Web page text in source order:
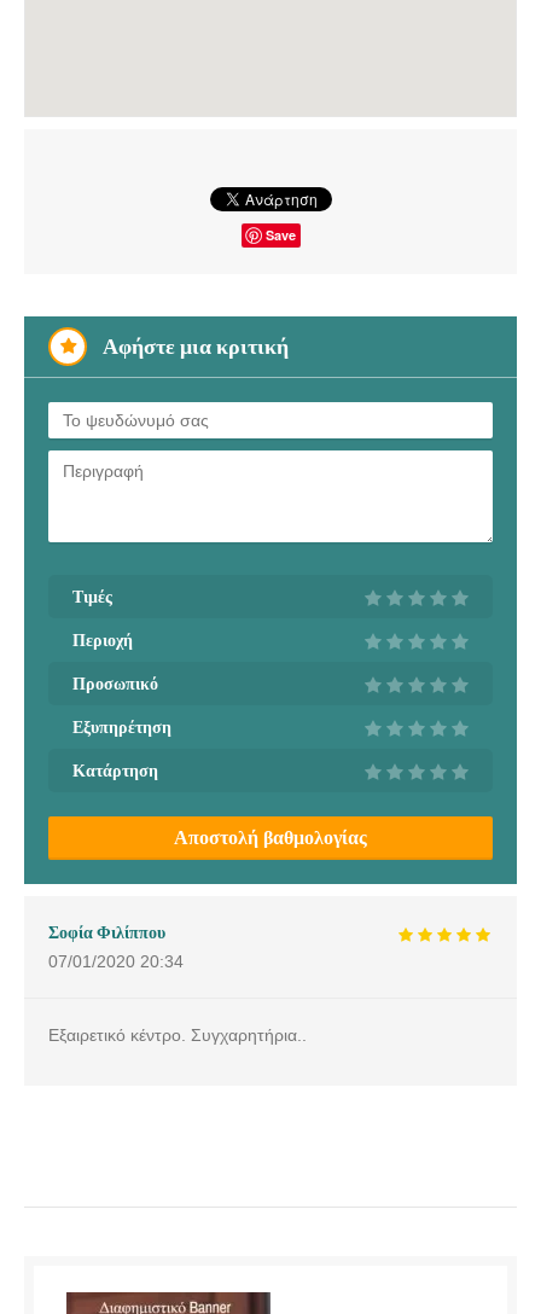
Save
Αφήστε μια κριτική
Τιμές
Περιοχή
Προσωπικό
Εξυπηρέτηση
Κατάρτηση
Αποστολή βαθμολογίας
Σοφία Φιλίππου
07/01/2020 20:34
Εξαιρετικό κέντρο. Συγχαρητήρια..